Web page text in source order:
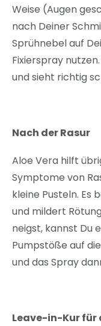
Weise (Augen
nach Deiner
Sprühnebel auf
Fixierspray
und sieht richtig
Nach der Rasur
Aloe Vera hilft
Symptome von
kleine Pusteln. Es
und mildert
neigst, kannst Du
Pumpstöße auf
und das Spray
Leave-in-Kur für